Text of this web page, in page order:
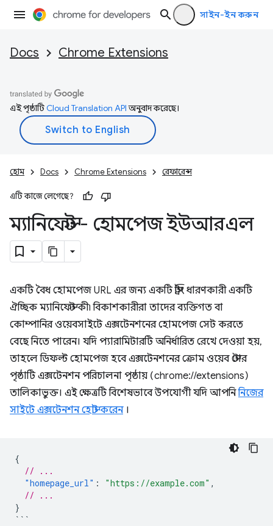
সাইন-ইন করুন
Docs Chrome Extensions
এই পৃষ্ঠাটিCloud Translation APIঅনুবাদ করেছে।
হোম Docs Chrome Extensions রেফারেন্স
এটি কাজে লেগেছে?
ম্যানিফেস্ট - হোমপেজ ইউআরএল
একটি বৈধ হোমপেজ URL এর জন্য একটি স্ট্রিং ধারণকারী একটি
ঐচ্ছিক ম্যানিফেস্ট কী৷ বিকাশকারীরা তাদের ব্যক্তিগত বা
কোম্পানির ওয়েবসাইটে এক্সটেনশনের হোমপেজ সেট করতে
বেছে নিতে পারেন। যদি প্যারামিটারটি অনির্ধারিত রেখে দেওয়া হয়,
তাহলে ডিফল্ট হোমপেজ হবে এক্সটেনশনের ক্রোম ওয়েব স্টোর
পৃষ্ঠাটি এক্সটেনশন পরিচালনা পৃষ্ঠায় (chrome://extensions)
তালিকাভুক্ত। এই ক্ষেত্রটি বিশেষভাবে উপযোগী যদি আপনিনিজের
সাইটে এক্সটেনশন হোস্ট করেন।
{
// ...
"homepage_url" : "https://example.com" ,
// ...
}
```